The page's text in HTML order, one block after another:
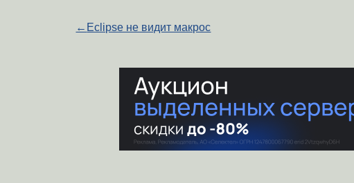
← Eclipse не видит макрос